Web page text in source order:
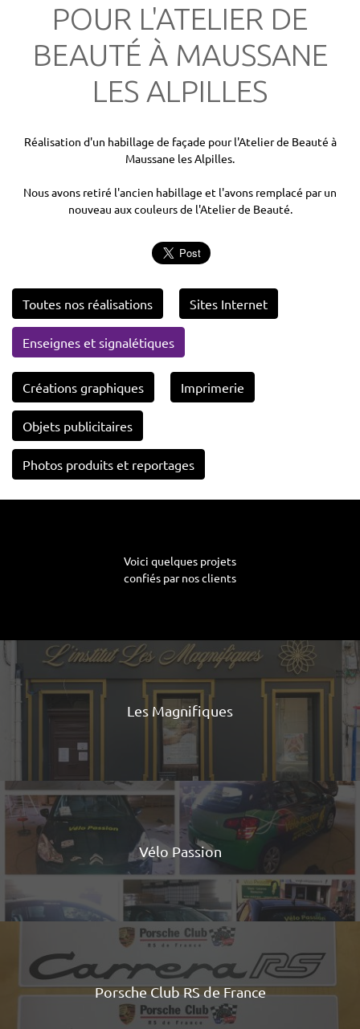
POUR L'ATELIER DE
BEAUTÉ À MAUSSANE
LES ALPILLES
Réalisation d'un habillage de façade pour l'Atelier de Beauté à
Maussane les Alpilles.
Nous avons retiré l'ancien habillage et l'avons remplacé par un
nouveau aux couleurs de l'Atelier de Beauté.
Toutes nos réalisations Sites Internet
Enseignes et signalétiques
Créations graphiques Imprimerie
Objets publicitaires
Photos produits et reportages
Voici quelques projets
confiés par nos clients
Les Magnifiques
Vélo Passion
Porsche Club RS de France